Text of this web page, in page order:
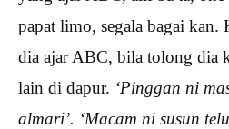
papat limo, segala bagai kan.
dia ajar ABC, bila tolong dia
lain di dapur. ‘Pinggan ni
almari’. ‘Macam ni susun